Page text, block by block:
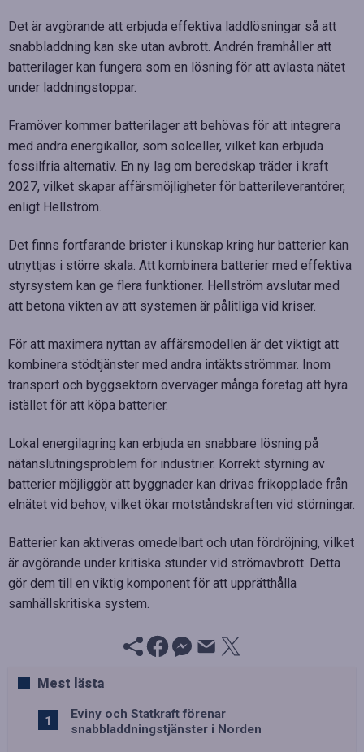
Det är avgörande att erbjuda effektiva laddlösningar så att
snabbladdning kan ske utan avbrott. Andrén framhåller att
batterilager kan fungera som en lösning för att avlasta nätet
under laddningstoppar.
Framöver kommer batterilager att behövas för att integrera
med andra energikällor, som solceller, vilket kan erbjuda
fossilfria alternativ. En ny lag om beredskap träder i kraft
2027, vilket skapar affärsmöjligheter för batterileverantörer,
enligt Hellström.
Det finns fortfarande brister i kunskap kring hur batterier kan
utnyttjas i större skala. Att kombinera batterier med effektiva
styrsystem kan ge flera funktioner. Hellström avslutar med
att betona vikten av att systemen är pålitliga vid kriser.
För att maximera nyttan av affärsmodellen är det viktigt att
kombinera stödtjänster med andra intäktsströmmar. Inom
transport och byggsektorn överväger många företag att hyra
istället för att köpa batterier.
Lokal energilagring kan erbjuda en snabbare lösning på
nätanslutningsproblem för industrier. Korrekt styrning av
batterier möjliggör att byggnader kan drivas frikopplade från
elnätet vid behov, vilket ökar motståndskraften vid störningar.
Batterier kan aktiveras omedelbart och utan fördröjning, vilket
är avgörande under kritiska stunder vid strömavbrott. Detta
gör dem till en viktig komponent för att upprätthålla
samhällskritiska system.
Mest lästa
Eviny och Statkraft förenar
snabbladdningstjänster i Norden